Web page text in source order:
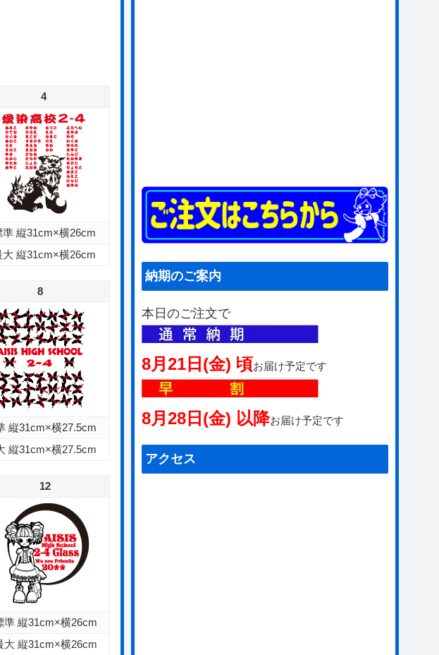
4
準 縦31cm×横26cm
大 縦31cm×横26cm
8
縦31cm×横27.5cm
縦31cm×横27.5cm
12
準 縦31cm×横26cm
大 縦31cm×横26cm
納期のご案内
本日のご注文で
8月21日(金) 頃お届け予定です
8月28日(金) 以降お届け予定です
アクセス